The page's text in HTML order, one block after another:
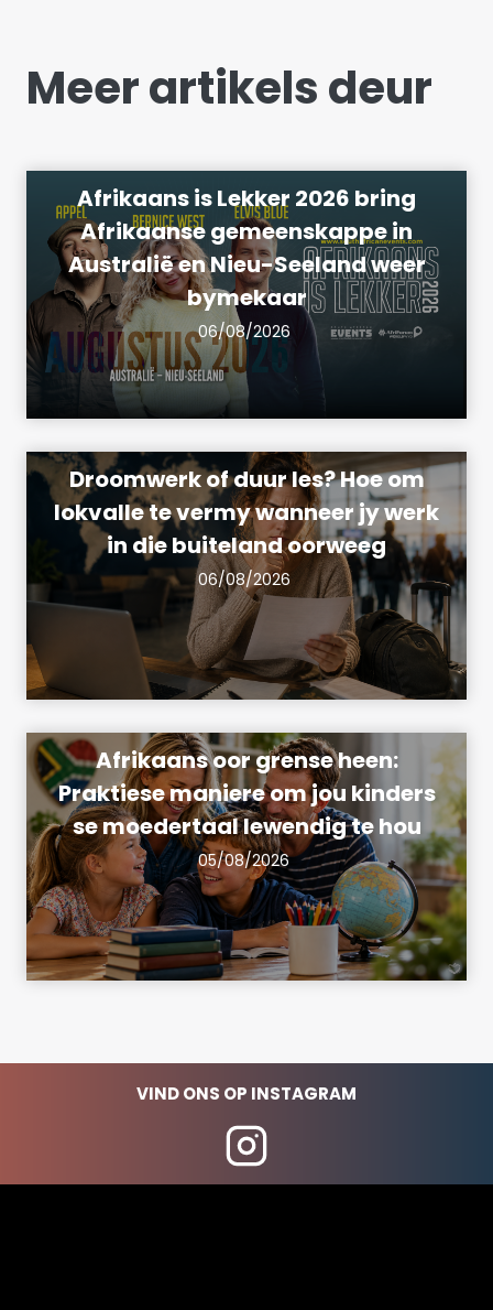
Meer artikels deur
Afrikaans is Lekker 2026 bring
Afrikaanse gemeenskappe in
Australië en Nieu-Seeland weer
bymekaar
06/08/2026
Droomwerk of duur les? Hoe om
lokvalle te vermy wanneer jy werk
in die buiteland oorweeg
06/08/2026
Afrikaans oor grense heen:
Praktiese maniere om jou kinders
se moedertaal lewendig te hou
05/08/2026
VIND ONS OP INSTAGRAM